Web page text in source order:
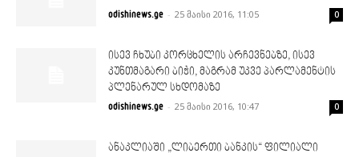
odishinews.ge - 25 მაისი 2016, 11:05 0
ისევ ჩხუბი კორცხელის არჩევნებზე, ისევ
კუნთმაგარი ბიჭი, მაგრამ უკვე პარლამენტის
პლენარულ სხდომაზე
odishinews.ge - 25 მაისი 2016, 10:47 0
ანაკლიაში „ლიბერთი ბანკის“ ფილიალი